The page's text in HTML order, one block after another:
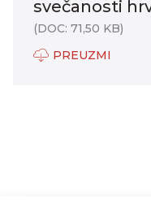
svečanosti
(DOC: 71,50 KB)
PREUZMI